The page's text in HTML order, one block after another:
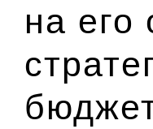
на его